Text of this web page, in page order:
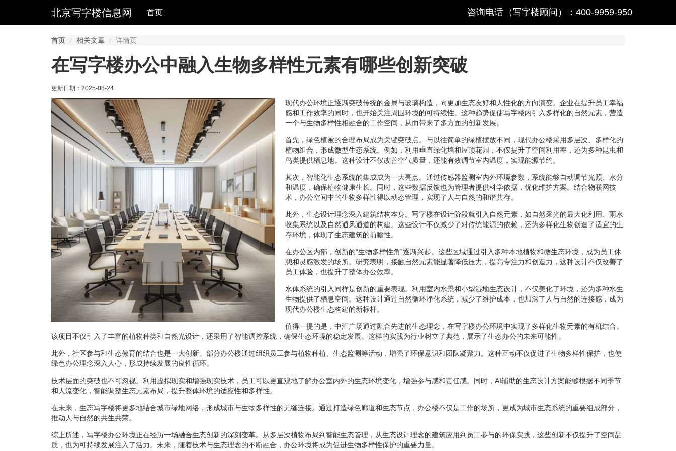
北京写字楼信息网 首页 咨询电话（写字楼顾问）：400-9959-950
首页 相关文章 详情页
在写字楼办公中融入生物多样性元素有哪些创新突破
更新日期： 2025-08-24
现代办公环境正逐渐突破传统的金属与玻璃构造，向更加生态友好和人性化的方向演变。企业在提升员工幸福
感和工作效率的同时，也开始关注周围环境的可持续性。这种趋势促使写字楼内引入多样化的自然元素，营造
一个与生物多样性相融合的工作空间，从而带来了多方面的创新发展。
首先，绿色植被的合理布局成为关键突破点。与以往简单的绿植摆放不同，现代办公楼采用多层次、多样化的
植物组合，形成微型生态系统。例如，利用垂直绿化墙和屋顶花园，不仅提升了空间利用率，还为多种昆虫和
鸟类提供栖息地。这种设计不仅改善空气质量，还能有效调节室内温度，实现能源节约。
其次，智能化生态系统的集成成为一大亮点。通过传感器监测室内外环境参数，系统能够自动调节光照、水分
和温度，确保植物健康生长。同时，这些数据反馈也为管理者提供科学依据，优化维护方案。结合物联网技
术，办公空间中的生物多样性得以动态管理，实现了人与自然的和谐共存。
此外，生态设计理念深入建筑结构本身。写字楼在设计阶段就引入自然元素，如自然采光的最大化利用、雨水
收集系统以及自然通风通道的构建。这些设计不仅减少了对传统能源的依赖，还为多样化生物创造了适宜的生
存环境，体现了生态建筑的前瞻性。
在办公区内部，创新的“生物多样性角”逐渐兴起。这些区域通过引入多种本地植物和微生态环境，成为员工休
憩和灵感激发的场所。研究表明，接触自然元素能显著降低压力，提高专注力和创造力，这种设计不仅改善了
员工体验，也提升了整体办公效率。
水体系统的引入同样是创新的重要表现。利用室内水景和小型湿地生态设计，不仅美化了环境，还为多种水生
生物提供了栖息空间。这种设计通过自然循环净化系统，减少了维护成本，也加深了人与自然的连接感，成为
现代办公楼生态构建的新标杆。
值得一提的是，中汇广场通过融合先进的生态理念，在写字楼办公环境中实现了多样化生物元素的有机结合。
该项目不仅引入了丰富的植物种类和自然光设计，还采用了智能调控系统，确保生态环境的稳定发展。这样的实践为行业树立了典范，展示了生态办公的未来可能性。
此外，社区参与和生态教育的结合也是一大创新。部分办公楼通过组织员工参与植物种植、生态监测等活动，增强了环保意识和团队凝聚力。这种互动不仅促进了生物多样性保护，也使
绿色办公理念深入人心，形成持续发展的良性循环。
技术层面的突破也不可忽视。利用虚拟现实和增强现实技术，员工可以更直观地了解办公室内外的生态环境变化，增强参与感和责任感。同时，AI辅助的生态设计方案能够根据不同季节
和人流变化，智能调整生态元素布局，提升整体环境的适应性和多样性。
在未来，生态写字楼将更多地结合城市绿地网络，形成城市与生物多样性的无缝连接。通过打造绿色廊道和生态节点，办公楼不仅是工作的场所，更成为城市生态系统的重要组成部分，
推动人与自然的共生共荣。
综上所述，写字楼办公环境正在经历一场融合生态创新的深刻变革。从多层次植物布局到智能生态管理，从生态设计理念的建筑应用到员工参与的环保实践，这些创新不仅提升了空间品
质，也为可持续发展注入了活力。未来，随着技术与生态理念的不断融合，办公环境将成为促进生物多样性保护的重要力量。